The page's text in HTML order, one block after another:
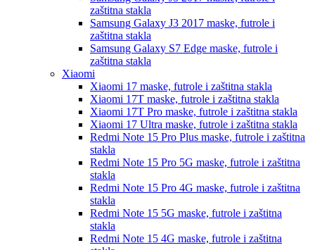
zaštitna stakla
Samsung Galaxy J3 2017 maske, futrole i
zaštitna stakla
Samsung Galaxy S7 Edge maske, futrole i
zaštitna stakla
Xiaomi
Xiaomi 17 maske, futrole i zaštitna stakla
Xiaomi 17T maske, futrole i zaštitna stakla
Xiaomi 17T Pro maske, futrole i zaštitna stakla
Xiaomi 17 Ultra maske, futrole i zaštitna stakla
Redmi Note 15 Pro Plus maske, futrole i zaštitna
stakla
Redmi Note 15 Pro 5G maske, futrole i zaštitna
stakla
Redmi Note 15 Pro 4G maske, futrole i zaštitna
stakla
Redmi Note 15 5G maske, futrole i zaštitna
stakla
Redmi Note 15 4G maske, futrole i zaštitna